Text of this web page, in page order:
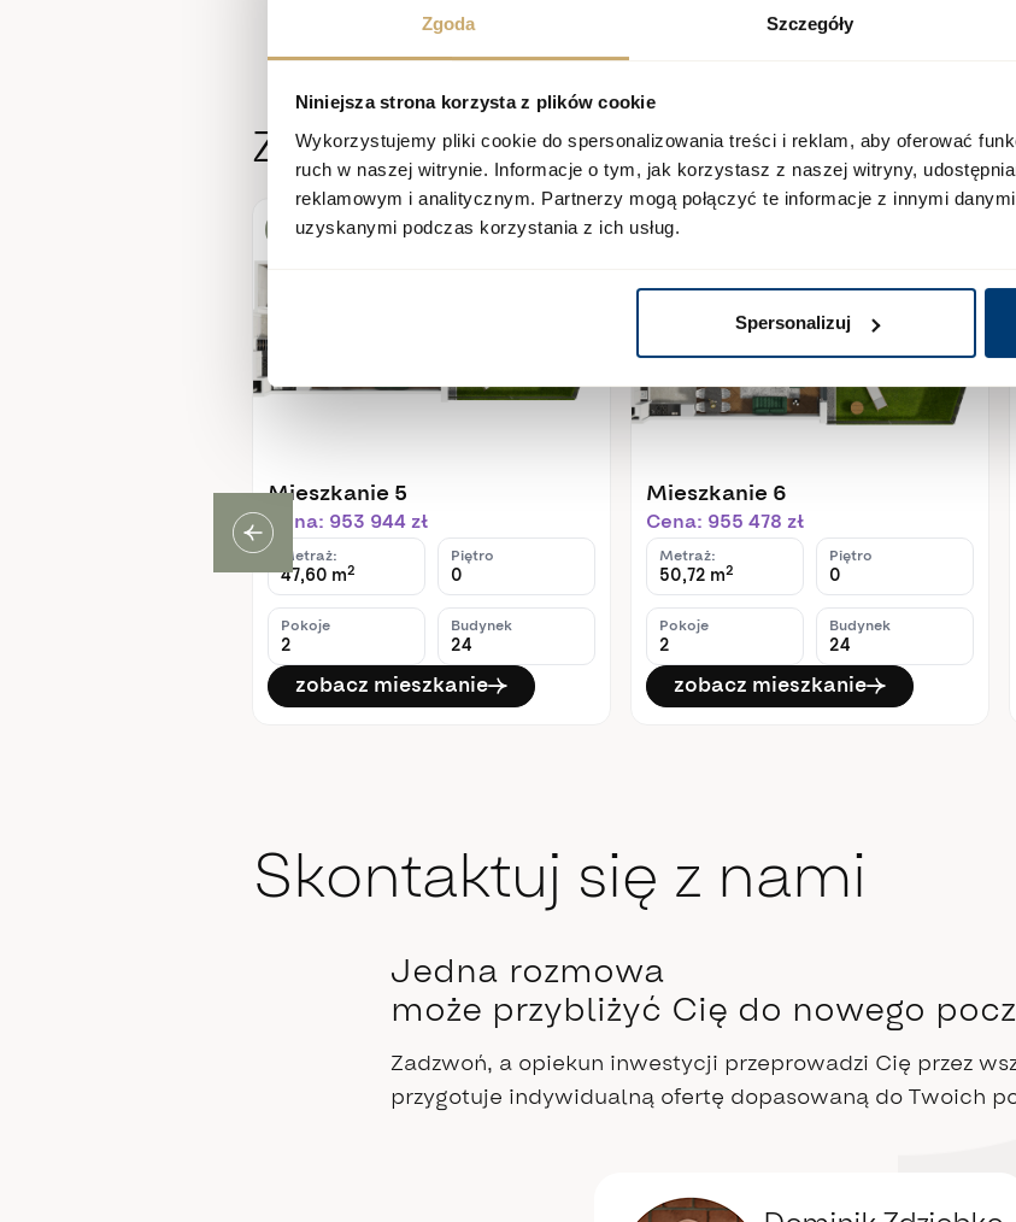
Zgoda Szczegóły
Niniejsza strona korzysta z plików cookie
Wykorzystujemy pliki cookie do spersonalizowania treści i reklam, aby oferować
ruch w naszej witrynie. Informacje o tym, jak korzystasz z naszej witryny,
reklamowym i analitycznym. Partnerzy mogą połączyć te informacje z innymi
uzyskanymi podczas korzystania z ich usług.
Spersonalizuj
Zobacz inne mieszkania
Dostępne
Mieszkanie 5
Cena: 953 944 zł
Metraż:
47,60 m2
Piętro
0
Pokoje
2
Budynek
24
zobacz mieszkanie
Dostępne
Mieszkanie 6
Cena: 955 478 zł
Metraż:
50,72 m2
Piętro
0
Pokoje
2
Budynek
24
zobacz mieszkanie
Skontaktuj się z nami
Jedna rozmowa
może przybliżyć Cię do nowego
Zadzwoń, a opiekun inwestycji przeprowadzi Cię przez
przygotuje indywidualną ofertę dopasowaną do Twoich